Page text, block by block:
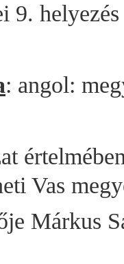
9. helyezés
: angol:
Vas
Márkus